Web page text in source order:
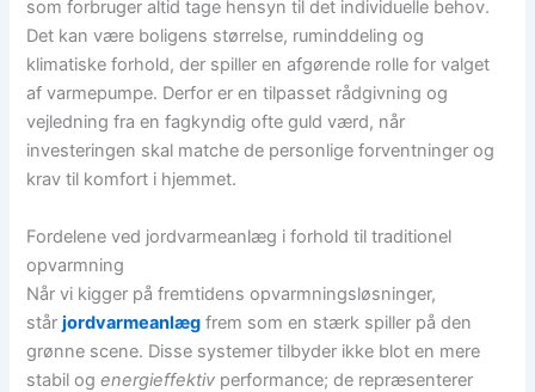
som forbruger altid tage hensyn til det individuelle behov.
Det kan være boligens størrelse, ruminddeling og
klimatiske forhold, der spiller en afgørende rolle for valget
af varmepumpe. Derfor er en tilpasset rådgivning og
vejledning fra en fagkyndig ofte guld værd, når
investeringen skal matche de personlige forventninger og
krav til komfort i hjemmet.
Fordelene ved jordvarmeanlæg i forhold til traditionel
opvarmning
Når vi kigger på fremtidens opvarmningsløsninger,
stårjordvarmeanlæg frem som en stærk spiller på den
grønne scene. Disse systemer tilbyder ikke blot en mere
stabil ogenergieffektiv performance; de repræsenterer